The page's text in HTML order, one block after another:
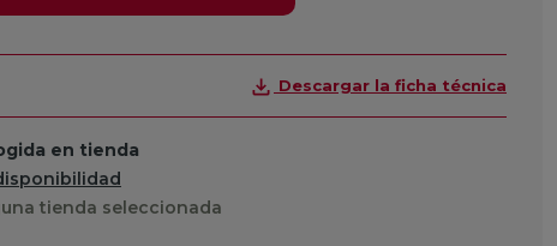
Descargar la ficha técnica
en tienda
tienda seleccionada